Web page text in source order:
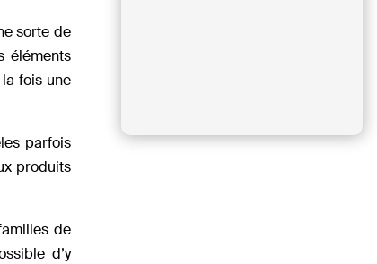
sorte de
éléments
fois une
parfois
produits
de
d’y